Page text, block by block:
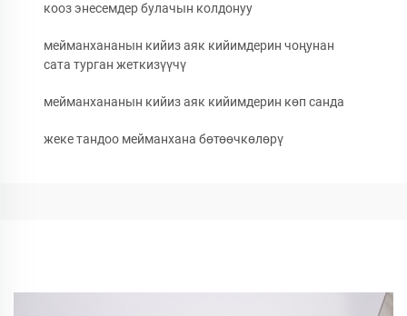
кооз энесемдер булачын колдонуу
мейманхананын кийиз аяк кийимдерин чоңунан
сата турган жеткизүүчү
мейманхананын кийиз аяк кийимдерин көп санда
жеке тандоо мейманхана бөтөөчкөлөрү